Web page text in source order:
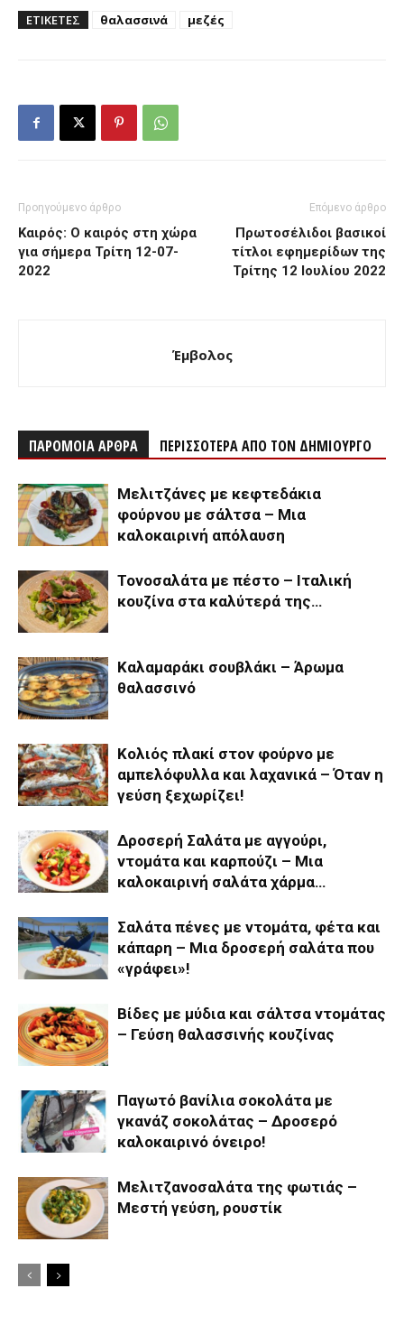
ΕΤΙΚΕΤΕΣ θαλασσινά μεζές
Προηγούμενο άρθρο
Καιρός: Ο καιρός στη χώρα
για σήμερα Τρίτη 12-07-
2022
Επόμενο άρθρο
Πρωτοσέλιδοι βασικοί
τίτλοι εφημερίδων της
Τρίτης 12 Ιουλίου 2022
Έμβολος
ΠΑΡΟΜΟΙΑ ΑΡΘΡΑ ΠΕΡΙΣΣΟΤΕΡΑ ΑΠΟ ΤΟΝ ΔΗΜΙΟΥΡΓΟ
Μελιτζάνες με κεφτεδάκια
φούρνου με σάλτσα – Μια
καλοκαιρινή απόλαυση
Τονοσαλάτα με πέστο – Ιταλική
κουζίνα στα καλύτερά της…
Καλαμαράκι σουβλάκι – Άρωμα
θαλασσινό
Κολιός πλακί στον φούρνο με
αμπελόφυλλα και λαχανικά – Όταν η
γεύση ξεχωρίζει!
Δροσερή Σαλάτα με αγγούρι,
ντομάτα και καρπούζι – Μια
καλοκαιρινή σαλάτα χάρμα…
Σαλάτα πένες με ντομάτα, φέτα και
κάπαρη – Μια δροσερή σαλάτα που
«γράφει»!
Βίδες με μύδια και σάλτσα ντομάτας
– Γεύση θαλασσινής κουζίνας
Παγωτό βανίλια σοκολάτα με
γκανάζ σοκολάτας – Δροσερό
καλοκαιρινό όνειρο!
Μελιτζανοσαλάτα της φωτιάς –
Μεστή γεύση, ρουστίκ